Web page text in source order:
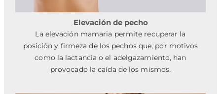
Elevación de pecho
La elevación mamaria permite recuperar la
posición y firmeza de los pechos que, por motivos
como la lactancia o el adelgazamiento, han
provocado la caída de los mismos.